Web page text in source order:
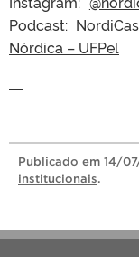
Podcast:
Nórdica – UFPel
—
Publicado em 14/
institucionais.